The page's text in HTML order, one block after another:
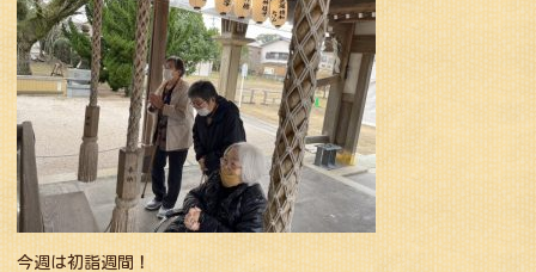
今週は初詣週間！